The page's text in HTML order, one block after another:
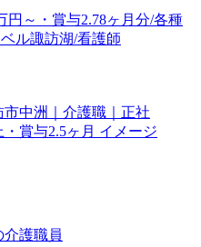
円～・賞与2.78ヶ月分/各種
ル諏訪湖/看護師
護職員